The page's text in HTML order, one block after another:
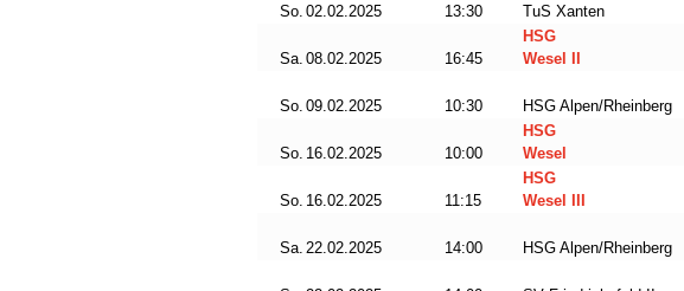
So. 02.02.2025 13:30 TuS Xanten
Sa. 08.02.2025 16:45
HSG
Wesel II
So. 09.02.2025 10:30 HSG Alpen/Rheinberg
So. 16.02.2025 10:00
HSG
Wesel
So. 16.02.2025 11:15
HSG
Wesel III
Sa. 22.02.2025 14:00 HSG Alpen/Rheinberg